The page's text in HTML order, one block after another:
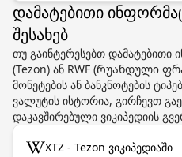
დამატებითი
შესახებ
თუ გაინტერესებთ დამატებითი
(Tezon) ან RWF (Რუანდული
მონეტების ან ბანკნოტების
ვალუტის ისტორია, გირჩევთ
დაკავშირებული ვიკიპედიის
XTZ - Tezon ვიკიპედიაში